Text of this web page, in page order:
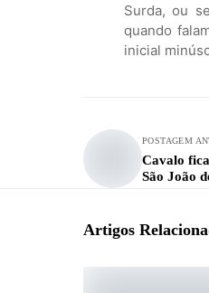
Surda, ou
quando
inicial
POSTAGEM
Cavalo
São João
Artigos